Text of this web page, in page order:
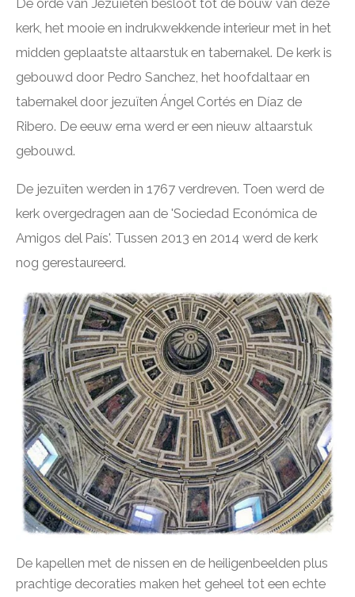
De orde van Jezuïeten besloot tot de bouw van deze
kerk, het mooie en indrukwekkende interieur met in het
midden geplaatste altaarstuk en tabernakel. De kerk is
gebouwd door Pedro Sanchez, het hoofdaltaar en
tabernakel door jezuïten Ángel Cortés en Díaz de
Ribero. De eeuw erna werd er een nieuw altaarstuk
gebouwd.
De jezuïten werden in 1767 verdreven. Toen werd de
kerk overgedragen aan de 'Sociedad Económica de
Amigos del País'. Tussen 2013 en 2014 werd de kerk
nog gerestaureerd.
De kapellen met de nissen en de heiligenbeelden plus
prachtige decoraties maken het geheel tot een echte